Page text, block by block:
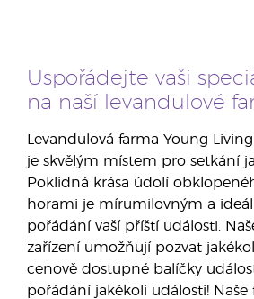
Uspořádejte vaši
na naší levandulové
Levandulová farma Young
je skvělým místem pro setkání
Poklidná krása údolí
horami je mírumilovným a
pořádání vaší příští události.
zařízení umožňují pozvat
cenově dostupné balíčky
pořádání jakékoli události!